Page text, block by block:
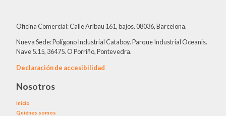
Oficina Comercial: Calle Aribau 161, bajos. 08036, Barcelona.
Nueva Sede: Polígono Industrial Cataboy. Parque Industrial Oceanis.
Nave 5.15, 36475. O Porriño, Pontevedra.
Declaración de accesibilidad
Nosotros
Inicio
Quiénes somos